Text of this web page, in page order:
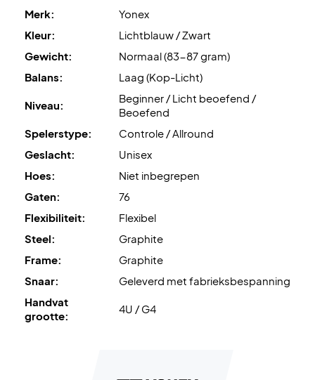
Merk:
Yonex
Kleur:
Lichtblauw / Zwart
Gewicht:
Normaal (83-87 gram)
Balans:
Laag (Kop-Licht)
Niveau:
Beginner / Licht beoefend /
Beoefend
Spelerstype:
Controle / Allround
Geslacht:
Unisex
Hoes:
Niet inbegrepen
Gaten:
76
Flexibiliteit:
Flexibel
Steel:
Graphite
Frame:
Graphite
Snaar:
Geleverd met fabrieksbespanning
Handvat
grootte:
4U / G4